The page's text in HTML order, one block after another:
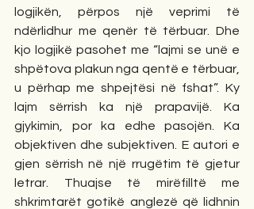
logjikën, përpos një veprimi të
ndërlidhur me qenër të tërbuar. Dhe
kjo logjikë pasohet me “lajmi se unë e
shpëtova plakun nga qentë e tërbuar,
u përhap me shpejtësi në fshat”. Ky
lajm sërrish ka një prapavijë. Ka
gjykimin, por ka edhe pasojën. Ka
objektiven dhe subjektiven. E autori e
gjen sërrish në një rrugëtim të gjetur
letrar. Thuajse të mirëfilltë me
shkrimtarët gotikë anglezë që lidhnin